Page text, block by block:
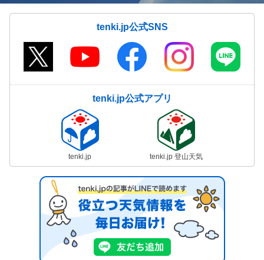
tenki.jp公式SNS
tenki.jp公式アプリ
tenki.jp tenki.jp 登山天気